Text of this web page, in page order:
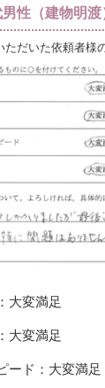
性（建物明
だいた依頼者様
大変満足
大変満足
ード：大変満足